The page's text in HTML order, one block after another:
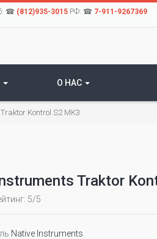
☎ (812)935-3015РФ: ☎ 7-911-9267369
О НАС
Kontrol S2 MK3
Traktor
5/5
Native Instruments